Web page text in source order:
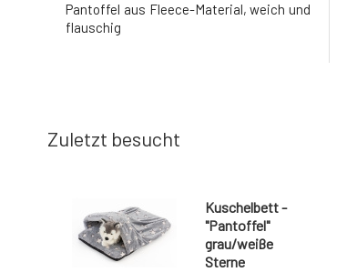
Pantoffel aus Fleece-Material, weich und
flauschig
Zuletzt besucht
Kuschelbett -
"Pantoffel"
grau/weiße
Sterne